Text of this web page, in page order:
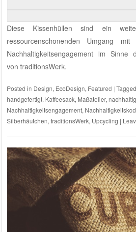
Diese Kissenhüllen sind ein
ressourcenschonenden Umgang
Nachhaltigkeitsengagement im Sinne
von traditionsWerk.
Posted in Design, EcoDesign, Featured | Tagged
handgefertigt, Kaffeesack, Maßatelier,
Nachhaltigkeitsengagement,
Silberhäutchen, traditionsWerk, Upcycling |